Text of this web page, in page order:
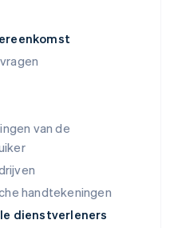
van de
handtekeningen
dienstverleners